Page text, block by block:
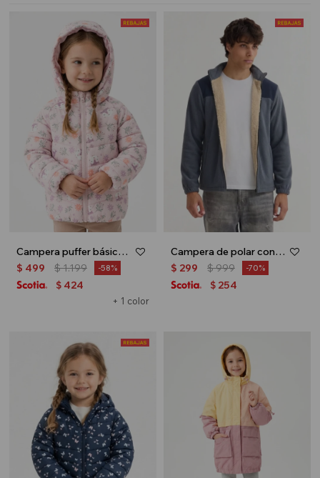
Campera puffer básica - Rosa
+ 1 color
$ 499 $1.199 58
$ 424
Campera de polar con corderito - Gris
$ 299 $999 70
$ 254